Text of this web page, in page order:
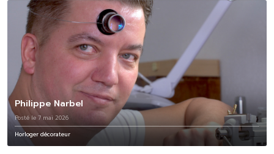
Philippe Narbel
Posté le 7 mai 2026
Horloger décorateur